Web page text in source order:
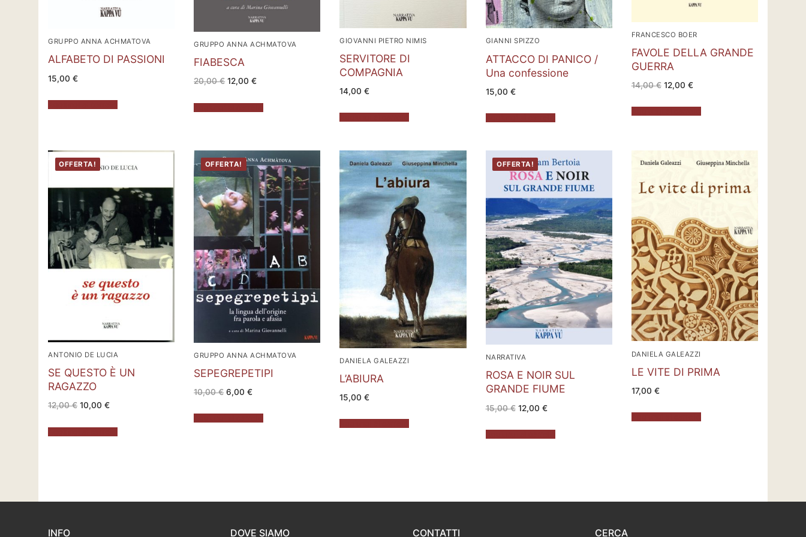
GRUPPO ANNA ACHMATOVA
ALFABETO DI PASSIONI
15,00 €
GRUPPO ANNA ACHMATOVA
FIABESCA
20,00€ Il
prezzo
era:
20,00 €.
12,00€Il
è:
12,00 €.
GIOVANNI PIETRO NIMIS
SERVITORE DI
COMPAGNIA
14,00€
GIANNI SPIZZO
ATTACCO DI PANICO /
Una confessione
15,00 €
FRANCESCO BOER
FAVOLE DELLA GRANDE
GUERRA
14,00€ Il
prezzo
era:
14,00 €.
12,00 €Il
è:
12,00 €.
OFFERTA!
ANTONIO DE LUCIA
SE QUESTO È UN
RAGAZZO
12,00€ Il
prezzo
era:
12,00 €.
10,00 €Il
è:
10,00 €.
OFFERTA!
GRUPPO ANNA ACHMATOVA
SEPEGREPETIPI
10,00€ Il
prezzo
era:
10,00 €.
6,00€Il
è:
6,00 €.
DANIELA GALEAZZI
L’ABIURA
15,00€
OFFERTA!
NARRATIVA
ROSA E NOIR SUL
GRANDE FIUME
15,00€ Il
prezzo
era:
15,00 €.
12,00 €Il
è:
12,00 €.
DANIELA GALEAZZI
LE VITE DI PRIMA
17,00 €
INFO DOVE SIAMO CONTATTI CERCA